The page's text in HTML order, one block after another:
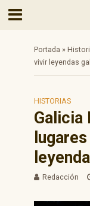
Portada »
vivir leyendas
HISTORIAS
Galicia
Redacción